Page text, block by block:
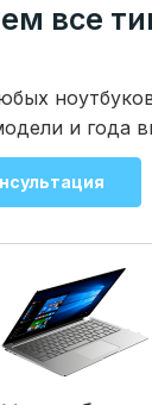
все
и года